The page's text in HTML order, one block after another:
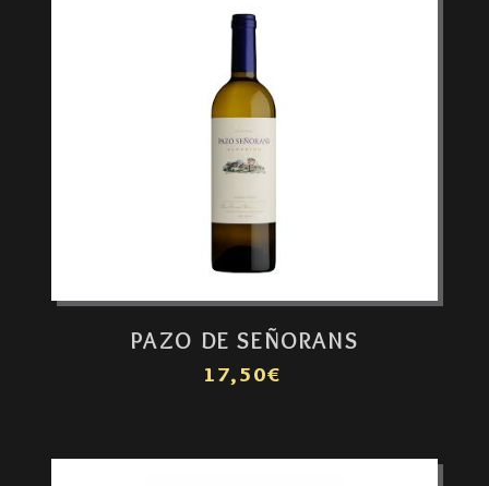
PAZO DE SEÑORANS
17,50€